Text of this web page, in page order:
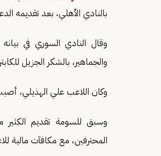
بالنادي الأهلي، بعد تقديمه
وقال النادي السوري في
والجماهير، بالشكر الجزيل
وكان اللاعب علي الهذيلي،
وسبق للسومة تقديم الكثير
المحترفين، مع مكافآت مالية